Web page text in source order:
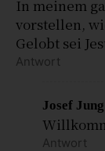
In meinem
vorstellen,
Gelobt sei
Antwort
Josef Jung
Antwort